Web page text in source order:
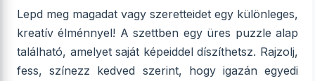
Lepd meg magadat vagy szeretteidet egy különleges,
kreatív élménnyel! A szettben egy üres puzzle alap
található, amelyet saját képeiddel díszíthetsz. Rajzolj,
fess, színezz kedved szerint, hogy igazán egyedi